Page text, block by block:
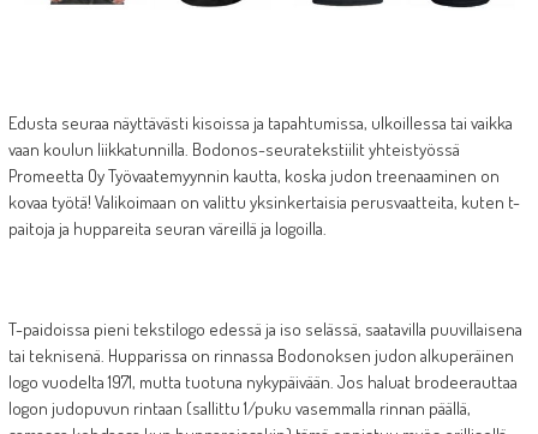
Edusta seuraa näyttävästi kisoissa ja tapahtumissa, ulkoillessa tai vaikka
vaan koulun liikkatunnilla. Bodonos-seuratekstiilit yhteistyössä
Promeetta Oy Työvaatemyynnin kautta, koska judon treenaaminen on
kovaa työtä! Valikoimaan on valittu yksinkertaisia perusvaatteita, kuten t-
paitoja ja huppareita seuran väreillä ja logoilla.
T-paidoissa pieni tekstilogo edessä ja iso selässä, saatavilla puuvillaisena
tai teknisenä. Hupparissa on rinnassa Bodonoksen judon alkuperäinen
logo vuodelta 1971, mutta tuotuna nykypäivään. Jos haluat brodeerauttaa
logon judopuvun rintaan (sallittu 1/puku vasemmalla rinnan päällä,